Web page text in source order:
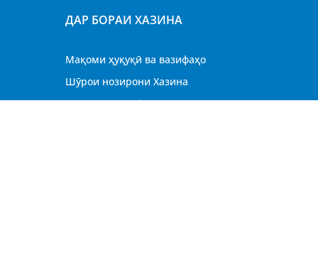
ДАР БОРАИ ХАЗИНА
Мақоми ҳуқуқӣ ва вазифаҳо
Шӯрои нозирони Хазина
Санадҳои меъёрӣ